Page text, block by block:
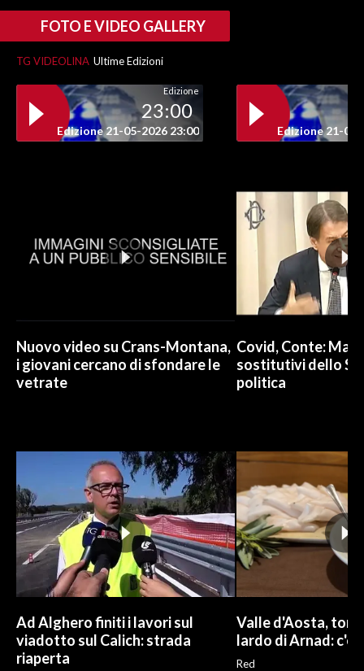
INFO AZIENDE
ABBONATI
ANNUNCI
NECROLOGI
PUBBLICITÀ
FOTO E VIDEO GALLERY
TG VIDEOLINA Ultime Edizioni
Edizione
23:00
Edizione 21-05-2026 23:00 Edizione 21-05-
Nuovo video su Crans-Montana,
i giovani cercano di sfondare le
vetrate
Covid, Conte: Mai
sostitutivi dello
politica
Ad Alghero finiti i lavori sul
viadotto sul Calich: strada
riaperta
Valle d'Aosta,
lardo di Arnad: c'è
Red